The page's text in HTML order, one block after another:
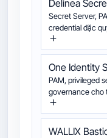
Delinea
Secret Server,
credential đặc
One Identity
PAM, privileged
governance cho
WALLIX